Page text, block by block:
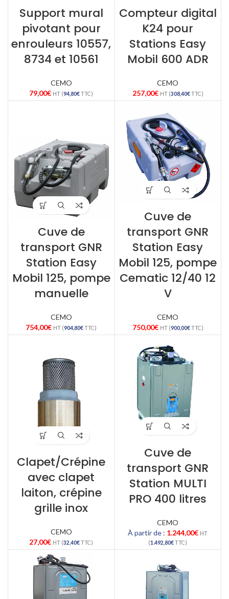
Support mural
pivotant pour
enrouleurs 10557,
8734 et 10561
CEMO
79,00€ HT (94,80€TTC)
Compteur digital
K24 pour
Stations Easy
Mobil 600 ADR
CEMO
257,00€ HT (308,40€TTC)
Cuve de
transport GNR
Station Easy
Mobil 125, pompe
manuelle
CEMO
754,00€ HT (904,80€TTC)
Cuve de
transport GNR
Station Easy
Mobil 125, pompe
Cematic 12/40 12
V
CEMO
750,00€ HT (900,00€TTC)
Clapet/Crépine
avec clapet
laiton, crépine
grille inox
CEMO
27,00€ HT (32,40€TTC)
Cuve de
transport GNR
Station MULTI
PRO 400 litres
CEMO
À partir de : 1.244,00€ HT
(1.492,80€TTC)